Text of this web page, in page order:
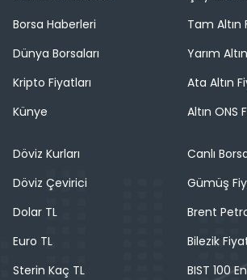
Borsa Haberleri
Dünya Borsaları
Kripto Fiyatları
Künye
Tam Altın
Yarım
Ata Altın
Altın ONS
Döviz Kurları
Döviz Çevirici
Dolar TL
Euro TL
Sterin Kaç TL
Canlı
Gümüş
Brent
Bilezik
BIST 100